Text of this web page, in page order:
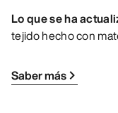
Lo que se ha
tejido hecho con
Saber más